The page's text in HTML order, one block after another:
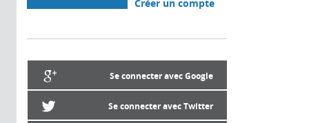
Créer un compte
Se connecter avec Google
Se connecter avec Twitter